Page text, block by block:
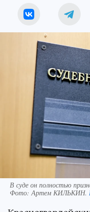
В суде он полностью
Фото: Артем КИЛЬКИН.